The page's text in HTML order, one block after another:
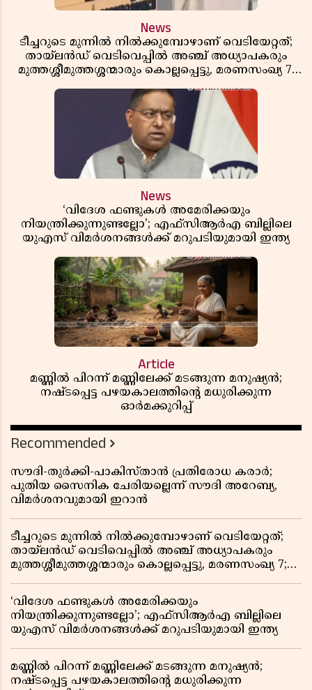
News
ടീച്ചറുടെ മുന്നിൽ നിൽക്കുമ്പോഴാണ് വെടിയേറ്റത്;
തായ്‌ലൻഡ് വെടിവെപ്പിൽ അഞ്ച് അധ്യാപകരും
മുത്തശ്ശീമുത്തശ്ശന്മാരും കൊല്ലപ്പെട്ടു, മരണസംഖ്യ 7;
News
‘വിദേശ ഫണ്ടുകൾ അമേരിക്കയും
നിയന്ത്രിക്കുന്നുണ്ടല്ലോ’; എഫ്സിആർഎ ബില്ലിലെ
യുഎസ് വിമർശനങ്ങൾക്ക് മറുപടിയുമായി ഇന്ത്യ
Article
മണ്ണിൽ പിറന്ന് മണ്ണിലേക്ക് മടങ്ങുന്ന മനുഷ്യൻ;
നഷ്ടപ്പെട്ട പഴയകാലത്തിൻ്റെ മധുരിക്കുന്ന
ഓർമക്കുറിപ്പ്
Recommended
സൗദി-തുർക്കി-പാകിസ്താൻ പ്രതിരോധ കരാർ;
പുതിയ സൈനിക ചേരിയല്ലെന്ന് സൗദി അറേബ്യ,
വിമർശനവുമായി ഇറാൻ
ടീച്ചറുടെ മുന്നിൽ നിൽക്കുമ്പോഴാണ് വെടിയേറ്റത്;
തായ്‌ലൻഡ് വെടിവെപ്പിൽ അഞ്ച് അധ്യാപകരും
മുത്തശ്ശീമുത്തശ്ശന്മാരും കൊല്ലപ്പെട്ടു, മരണസംഖ്യ 7;
‘വിദേശ ഫണ്ടുകൾ അമേരിക്കയും
നിയന്ത്രിക്കുന്നുണ്ടല്ലോ’; എഫ്സിആർഎ ബില്ലിലെ
യുഎസ് വിമർശനങ്ങൾക്ക് മറുപടിയുമായി ഇന്ത്യ
മണ്ണിൽ പിറന്ന് മണ്ണിലേക്ക് മടങ്ങുന്ന മനുഷ്യൻ;
നഷ്ടപ്പെട്ട പഴയകാലത്തിൻ്റെ മധുരിക്കുന്ന